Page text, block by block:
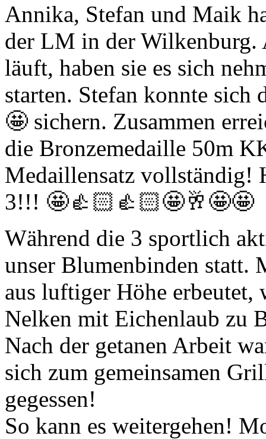
Annika, Stefan und Maik
der LM in der Wilkenburg.
läuft, haben sie es sich
starten. Stefan konnte sich
🤩 sichern. Zusammen
die Bronzemedaille 50m
Medaillensatz vollständig!
3!!! 🤩👍🏻👍🏻🤩🥂🤩🤩
Während die 3 sportlich
unser Blumenbinden statt.
aus luftiger Höhe erbeutet,
Nelken mit Eichenlaub zu
Nach der getanen Arbeit
sich zum gemeinsamen
gegessen!
So kann es weitergehen!